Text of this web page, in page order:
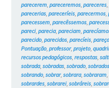
parecerem, pareceremos, pareceres,
parecerias, pareceríeis, parecermos,
parecessem, parecêssemos,
pareci, parecia, pareciam,
parecido, parecidos, parecíeis, pareço
Pontuação, professor, projeto,
recursos pedagógicos, respostas,
sobrada, sobradas, sobrado, sobrados
sobrando, sobrar, sobrara, sobraram,
sobrardes, sobrarei, sobráreis,